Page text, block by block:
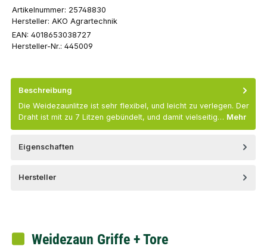
Artikelnummer: 25748830
Hersteller: AKO Agrartechnik
EAN: 4018653038727
Hersteller-Nr.: 445009
Beschreibung
Die Weidezaunlitze ist sehr flexibel, und leicht zu verlegen. Der
Draht ist mit zu 7 Litzen gebündelt, und damit vielseitig… Mehr
Eigenschaften
Hersteller
Weidezaun Griffe + Tore